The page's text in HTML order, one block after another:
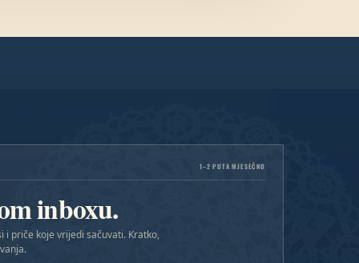
1–2 PUTA MJESEČNO
inboxu.
i priče koje vrijedi sačuvati. Kratko,